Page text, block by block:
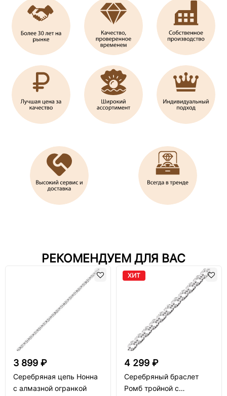
РЕКОМЕНДУЕМ ДЛЯ ВАС
3 899 ₽
Серебряная цепь Нонна
с алмазной огранкой
ХИТ
4 299 ₽
Серебряный браслет
Ромб тройной с